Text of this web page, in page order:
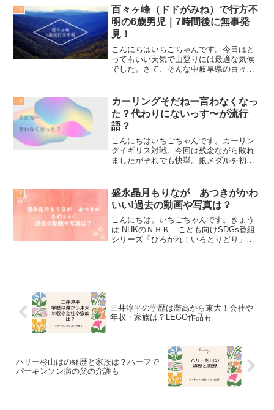
大トリはMISIA繰り上げ出演はなし紅組
が1名少ないまま...
TV
百々ヶ峰（ドドがみね）で行方不
明の6歳男児｜7時間後に無事発
見！
こんにちはいちごちゃんです。今日はと
ってもいい天気で山登りには最適な気候
でした。さて、そんな中岐阜県の百々ヶ
おきました。午後2時には下山されて駐車
場でおじいちゃん（７８...
TV
カーリングそだねー言わなくなっ
た？代わりにないっす〜が流行
語？
こんにちはいちごちゃんです。カーリン
グイギリス対戦。今回は残念ながら敗れ
ましたがそれでも快挙。銀メダルを初め
ね〜」が聞かれなくなった理由は「そだ
ね〜』の代わりに出てきたワー...
TV
盛永晶月もりなが あつきがかわ
いい!過去の動画や写真は？
こんにちは。いちごちゃんです。きょう
は NHKのＮＨＫ こども向けSDGs番組
シリーズ「ひろがれ！いろとりどり」に
三井淳平の学歴は灘高から東大！会社や
年収・家族は？LEGO作品も
ハリー杉山はの経歴と家族は？ハーフで
パーキンソン病の父の介護も